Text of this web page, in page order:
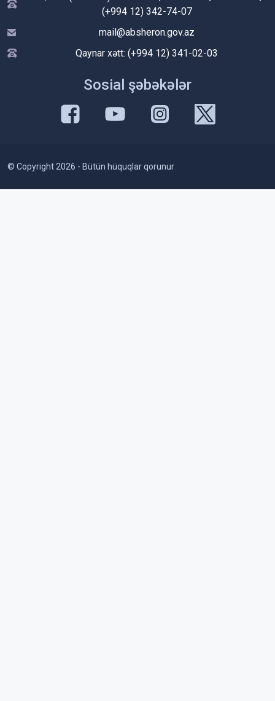
(+994 12) 342-74-07
mail@absheron.gov.az
Qaynar xətt: (+994 12) 341-02-03
Sosial şəbəkələr
© Copyright 2026 - Bütün hüquqlar qorunur